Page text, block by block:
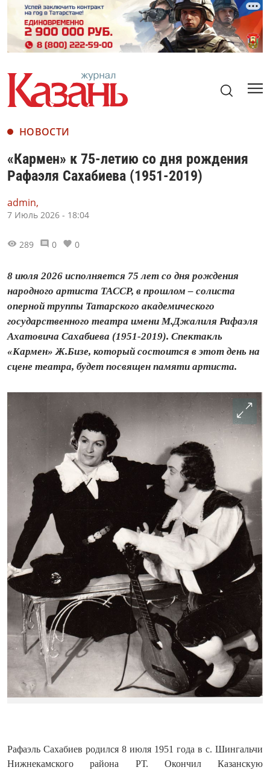
НОВОСТИ
«Кармен» к 75-летию со дня рождения
Рафаэля Сахабиева (1951-2019)
admin,
7 Июль 2026 - 18:04
289 0 0
8 июля 2026 исполняется 75 лет со дня рождения
народного артиста ТАССР, в прошлом – солиста
оперной труппы Татарского академического
государственного театра имени М.Джалиля Рафаэля
Ахатовича Сахабиева (1951-2019). Спектакль
«Кармен» Ж.Бизе, который состоится в этот день на
сцене театра, будет посвящен памяти артиста.
Рафаэль Сахабиев родился 8 июля 1951 года в с. Шингальчи
Нижнекамского района РТ. Окончил Казанскую